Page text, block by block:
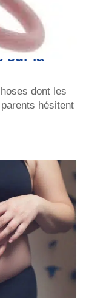
sur la
dont les
hésitent